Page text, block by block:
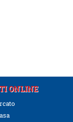
ONLINE